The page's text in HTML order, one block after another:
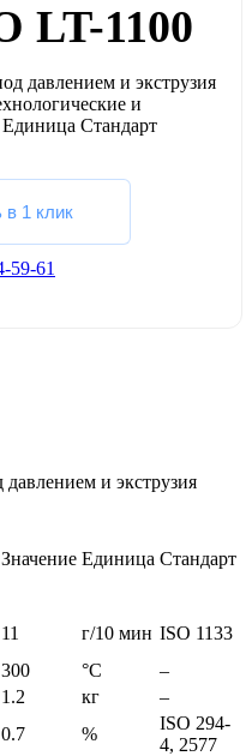
LT-1100
давлением и экструзия
и
Единица Стандарт
в 1 клик
59-61
и экструзия
Значение Единица Стандарт
11 г/10 мин ISO 1133
300 °C
–
1.2 кг
–
0.7 %
ISO 294-
4, 2577